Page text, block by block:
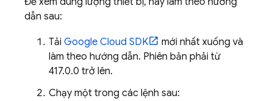
dẫn sau:
Tải Google Cloud SDK
mới nhất xuống và
làm theo hướng dẫn. Phiên bản phải từ
417.0.0 trở lên.
Chạy một trong các lệnh sau: